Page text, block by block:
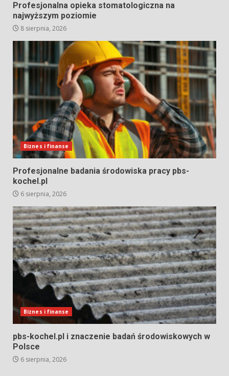
Profesjonalna opieka stomatologiczna na
najwyższym poziomie
8 sierpnia, 2026
Biznes i finanse
Profesjonalne badania środowiska pracy pbs-
kochel.pl
6 sierpnia, 2026
Biznes i finanse
pbs-kochel.pl i znaczenie badań środowiskowych w
Polsce
6 sierpnia, 2026